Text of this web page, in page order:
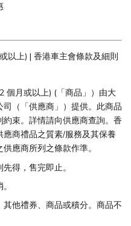
以上) | 香港車主會條款及細則
個月或以上) (「商品」）由大
（「供應商」）提供。此商品
束。詳情請向供應商查詢。香
商禮品之質素/服務及其保養
應商所列之條款作準。
得，售完即止。
他禮券、商品或積分。商品不